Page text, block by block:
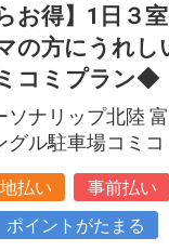
お得】1日３
の方にうれし
コミプラン◆
ソナリップ北陸 富
グル駐車場コミ
払い
事前払い
ポイントがたまる